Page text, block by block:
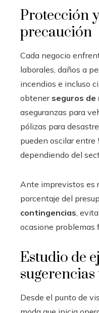
Protección
precaución
Cada negocio
laborales, daños a
incendios e incluso
obtener seguros de
aseguranzas para
pólizas para
pueden oscilar entre
dependiendo del
Ante imprevistos es
porcentaje del
contingencias ,
ocasione problemas
Estudio de
sugerencias
Desde el punto de